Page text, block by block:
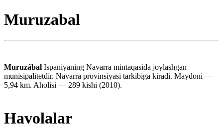
Muruzabal
Muruzábal Ispaniyaning Navarra mintaqasida joylashgan
munisipalitetdir. Navarra provinsiyasi tarkibiga kiradi. Maydoni —
5,94 km. Aholisi — 289 kishi (2010).
Havolalar